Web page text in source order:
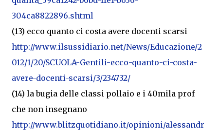
304ca8822896.shtml
(13) ecco quanto ci costa avere docenti scarsi
http://www.ilsussidiario.net/News/Educazione/2
012/1/20/SCUOLA-Gentili-ecco-quanto-ci-costa-
avere-docenti-scarsi/3/234732/
(14) la bugia delle classi pollaio e i 40mila prof
che non insegnano
http://www.blitzquotidiano.it/opinioni/alessandr